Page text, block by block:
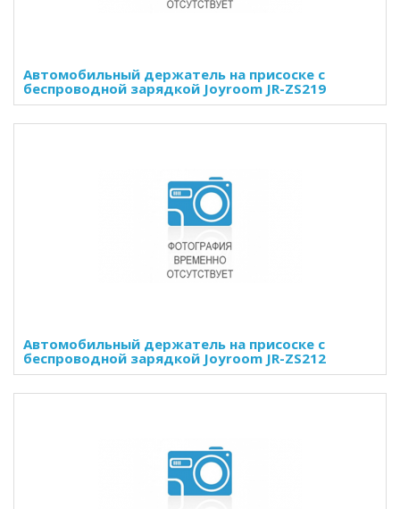
Автомобильный держатель на присоске с
беспроводной зарядкой Joyroom JR-ZS219
Автомобильный держатель на присоске с
беспроводной зарядкой Joyroom JR-ZS212